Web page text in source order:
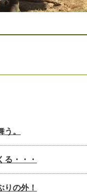
。
・・・
の外！